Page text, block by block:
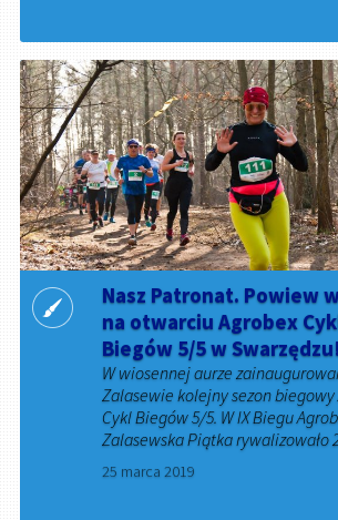
Nasz Patronat. Powiew
na otwarciu Agrobex
Biegów 5/5 w
W wiosennej aurze
Zalasewie kolejny sezon biegowy
Cykl Biegów 5/5. W IX Biegu
Zalasewska Piątka rywalizowało
25 marca 2019